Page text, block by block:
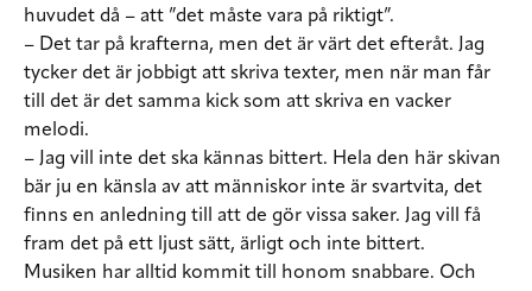
huvudet då – att ”det måste vara på riktigt”.
– Det tar på krafterna, men det är värt det efteråt. Jag
tycker det är jobbigt att skriva texter, men när man får
till det är det samma kick som att skriva en vacker
melodi.
– Jag vill inte det ska kännas bittert. Hela den här skivan
bär ju en känsla av att människor inte är svartvita, det
finns en anledning till att de gör vissa saker. Jag vill få
fram det på ett ljust sätt, ärligt och inte bittert.
Musiken har alltid kommit till honom snabbare. Och